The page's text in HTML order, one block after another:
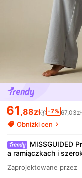
61 ,88zł -7% 67,03zł
Obniżki cen
MISSGUIDED
a ramiączkach i
Zaprojektowane przez